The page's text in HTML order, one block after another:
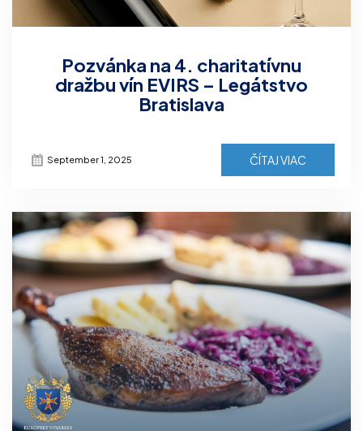
Pozvánka na 4. charitatívnu
dražbu vín EVIRS – Legátstvo
Bratislava
September 1, 2025 ČÍTAJ VIAC